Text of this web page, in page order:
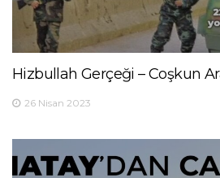
Hizbullah Gerçeği – Coşkun
26 Nisan 2023